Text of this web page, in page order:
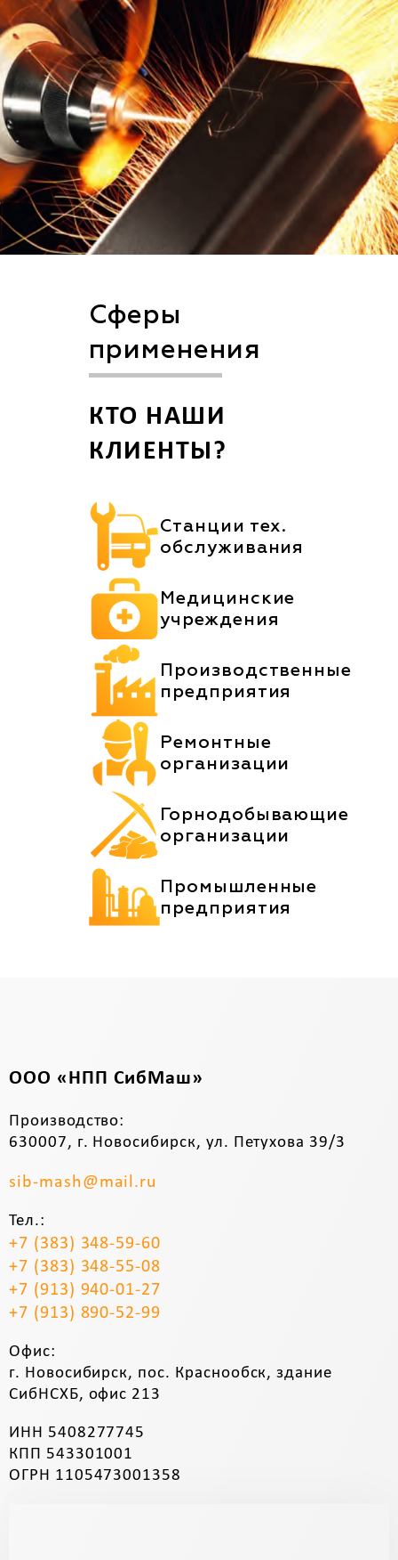
Сферы
применения
КТО НАШИ
КЛИЕНТЫ?
Станции тех.
обслуживания
Медицинские
учреждения
Производственные
предприятия
Ремонтные
организации
Горнодобывающие
организации
Промышленные
предприятия
ООО «НПП СибМаш»
Производство:
630007, г. Новосибирск, ул. Петухова 39/3
sib-mash@mail.ru
Тел.:
+7 (383) 348-59-60
+7 (383) 348-55-08
+7 (913) 940-01-27
+7 (913) 890-52-99
Офис:
г. Новосибирск, пос. Краснообск, здание
СибНСХБ, офис 213
ИНН 5408277745
КПП 543301001
ОГРН 1105473001358